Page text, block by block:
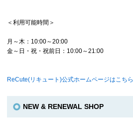
＜利用可能時間＞
月～木：10:00～20:00
金～日・祝・祝前日：10:00～21:00
ReCute(リキュート)公式ホームページはこちら
NEW & RENEWAL SHOP